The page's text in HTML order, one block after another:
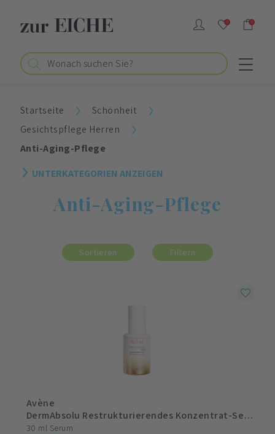
0 0
Startseite
Schönheit
Gesichtspflege Herren
Anti-Aging-Pflege
UNTERKATEGORIEN ANZEIGEN
Anti-Aging-Pflege
Sortieren Filtern
Avène
DermAbsolu Restrukturierendes Konzentrat-Serum
30 ml Serum